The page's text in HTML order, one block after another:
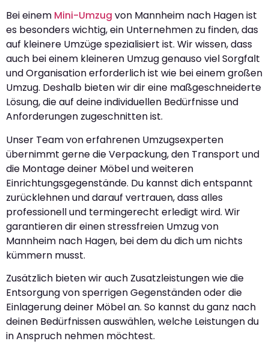
Bei einem Mini-Umzug von Mannheim nach Hagen ist
es besonders wichtig, ein Unternehmen zu finden, das
auf kleinere Umzüge spezialisiert ist. Wir wissen, dass
auch bei einem kleineren Umzug genauso viel Sorgfalt
und Organisation erforderlich ist wie bei einem großen
Umzug. Deshalb bieten wir dir eine maßgeschneiderte
Lösung, die auf deine individuellen Bedürfnisse und
Anforderungen zugeschnitten ist.
Unser Team von erfahrenen Umzugsexperten
übernimmt gerne die Verpackung, den Transport und
die Montage deiner Möbel und weiteren
Einrichtungsgegenstände. Du kannst dich entspannt
zurücklehnen und darauf vertrauen, dass alles
professionell und termingerecht erledigt wird. Wir
garantieren dir einen stressfreien Umzug von
Mannheim nach Hagen, bei dem du dich um nichts
kümmern musst.
Zusätzlich bieten wir auch Zusatzleistungen wie die
Entsorgung von sperrigen Gegenständen oder die
Einlagerung deiner Möbel an. So kannst du ganz nach
deinen Bedürfnissen auswählen, welche Leistungen du
in Anspruch nehmen möchtest.